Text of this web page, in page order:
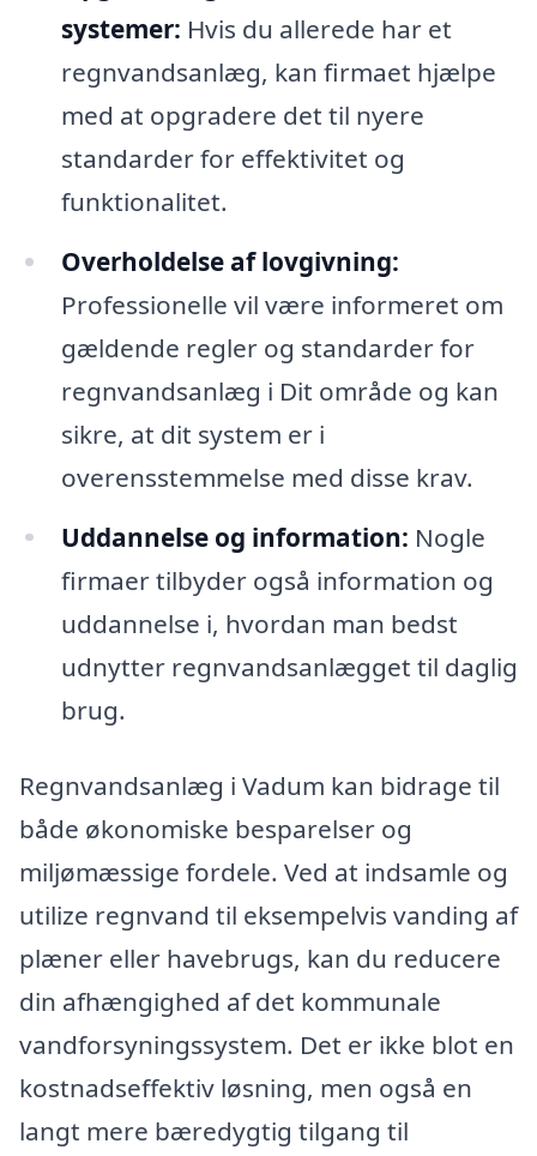
systemer: Hvis du allerede har et
regnvandsanlæg, kan firmaet hjælpe
med at opgradere det til nyere
standarder for effektivitet og
funktionalitet.
Overholdelse af lovgivning:
Professionelle vil være informeret om
gældende regler og standarder for
regnvandsanlæg i Dit område og kan
sikre, at dit system er i
overensstemmelse med disse krav.
Uddannelse og information: Nogle
firmaer tilbyder også information og
uddannelse i, hvordan man bedst
udnytter regnvandsanlægget til daglig
brug.
Regnvandsanlæg i Vadum kan bidrage til
både økonomiske besparelser og
miljømæssige fordele. Ved at indsamle og
utilize regnvand til eksempelvis vanding af
plæner eller havebrugs, kan du reducere
din afhængighed af det kommunale
vandforsyningssystem. Det er ikke blot en
kostnadseffektiv løsning, men også en
langt mere bæredygtig tilgang til